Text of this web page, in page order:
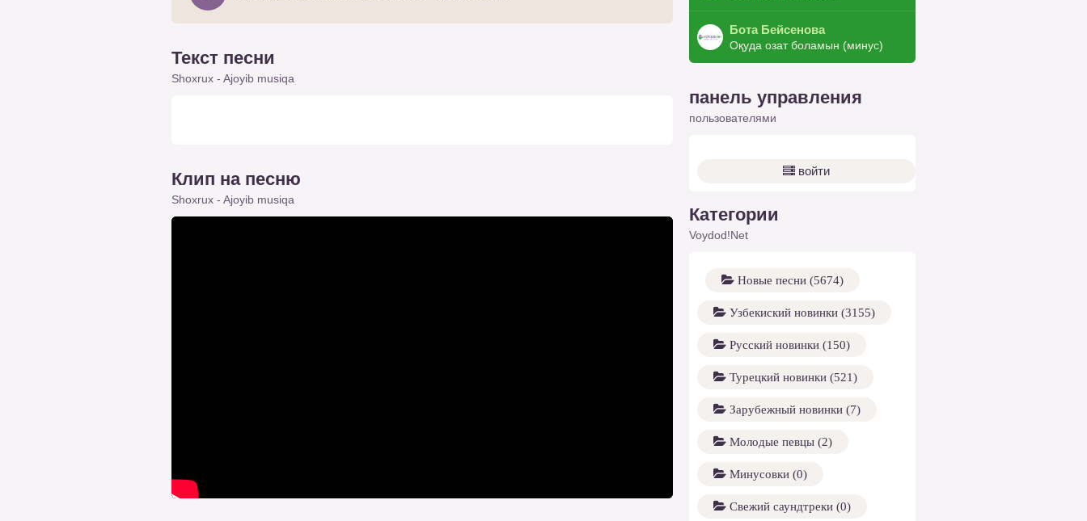
Текст песни
Shoxrux - Ajoyib musiqa
Клип на песню
Shoxrux - Ajoyib musiqa
Бота Бейсенова
Оқуда озат боламын (минус)
панель управления
пользователями
войти
Категории
Voydod!Net
Новые песни (5674)
Узбекиский новинки (3155)
Русский новинки (150)
Турецкий новинки (521)
Зарубежный новинки (7)
Молодые певцы (2)
Минусовки (0)
Свежий саундтреки (0)